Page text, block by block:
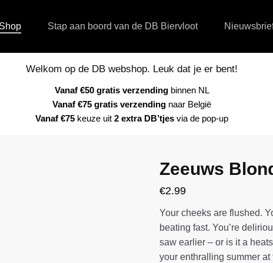
Shop Stap aan boord van de DB Biervloot
Welkom op de DB webshop. Leuk dat je er bent!
Vanaf €50 gratis verzendingbinnen NL
Vanaf €75 gratis verzending naar België
Vanaf €75 keuze uit 2 extra DB’tjes via de pop-up
Zeeuws
€2.99
Your cheeks are flushed.
beating fast. You’re
saw earlier – or is it a
your enthralling summer